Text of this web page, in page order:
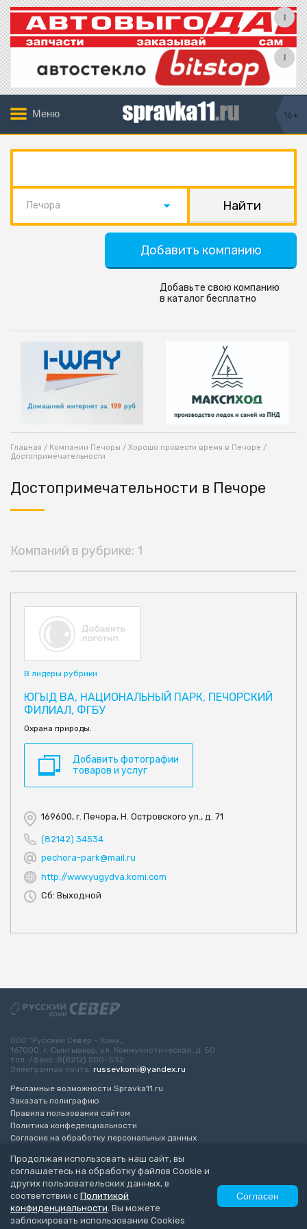
Меню 16+
Печора
Добавить компанию
Добавьте свою компанию
в каталог бесплатно
Главная / Компании Печоры / Хорошо провести время в Печоре /
Достопримечательности
Достопримечательности в Печоре
Компаний в рубрике: 1
В лидеры рубрики
ЮГЫД ВА, НАЦИОНАЛЬНЫЙ ПАРК, ПЕЧОРСКИЙ
ФИЛИАЛ, ФГБУ
Охрана природы.
Добавить фотографии
товаров и услуг
169600, г. Печора, Н. Островского ул., д. 71
(82142) 34534
pechora-park@mail.ru
http://www.yugydva.komi.com
Сб: Выходной
Продолжая использовать наш сайт, вы
соглашаетесь на обработку файлов Cookie и
других пользовательских данных, в
соответствии с Политикой
конфиденциальности. Вы можете
заблокировать использование Cookies
Согласен
ООО “Русский Север - Коми„
167000, г. Сыктывкар, ул. Коммунистическая, д. 50
тел. /факс: 8(8212) 200-532
Электронная почта: russevkomi@yandex.ru
Рекламные возможности Spravka11.ru
Заказать полиграфию
Правила пользования сайтом
Политика конфеденциальности
Согласие на обработку персональных данных
Разработка сайта“ЭкспертБизнесГрупп”
© 2010-2026 Русский Север - Коми